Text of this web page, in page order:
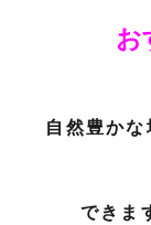
お
自然豊か
できま